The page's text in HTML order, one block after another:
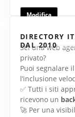
Modifica
DIRECTORY
DAL 2010
Sei una web
privato?
Puoi segnalare
l’inclusione
✅ Tutti i siti
ricevono un
🚀 Per una